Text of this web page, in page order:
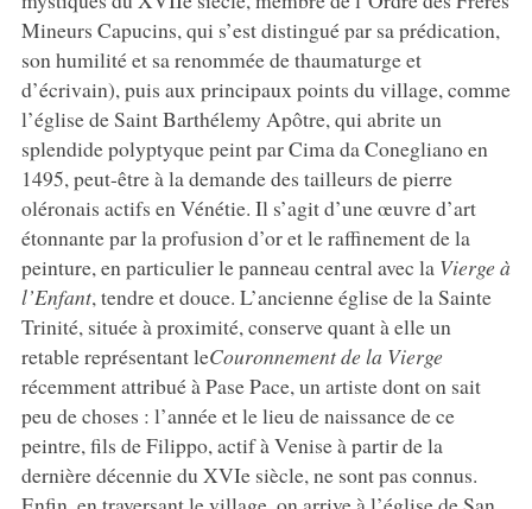
Mineurs Capucins, qui s’est distingué par sa prédication,
son humilité et sa renommée de thaumaturge et
d’écrivain), puis aux principaux points du village, comme
l’église de Saint Barthélemy Apôtre, qui abrite un
splendide polyptyque peint par Cima da Conegliano en
1495, peut-être à la demande des tailleurs de pierre
oléronais actifs en Vénétie. Il s’agit d’une œuvre d’art
étonnante par la profusion d’or et le raffinement de la
peinture, en particulier le panneau central avec la Vierge à
l’Enfant, tendre et douce. L’ancienne église de la Sainte
Trinité, située à proximité, conserve quant à elle un
retable représentant leCouronnement de la Vierge
récemment attribué à Pase Pace, un artiste dont on sait
peu de choses : l’année et le lieu de naissance de ce
peintre, fils de Filippo, actif à Venise à partir de la
dernière décennie du XVIe siècle, ne sont pas connus.